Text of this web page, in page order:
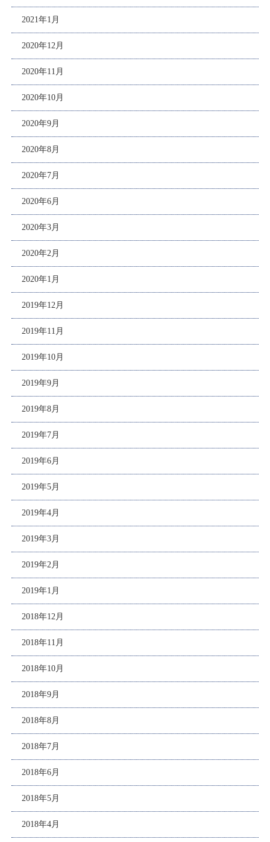
2021年1月
2020年12月
2020年11月
2020年10月
2020年9月
2020年8月
2020年7月
2020年6月
2020年3月
2020年2月
2020年1月
2019年12月
2019年11月
2019年10月
2019年9月
2019年8月
2019年7月
2019年6月
2019年5月
2019年4月
2019年3月
2019年2月
2019年1月
2018年12月
2018年11月
2018年10月
2018年9月
2018年8月
2018年7月
2018年6月
2018年5月
2018年4月